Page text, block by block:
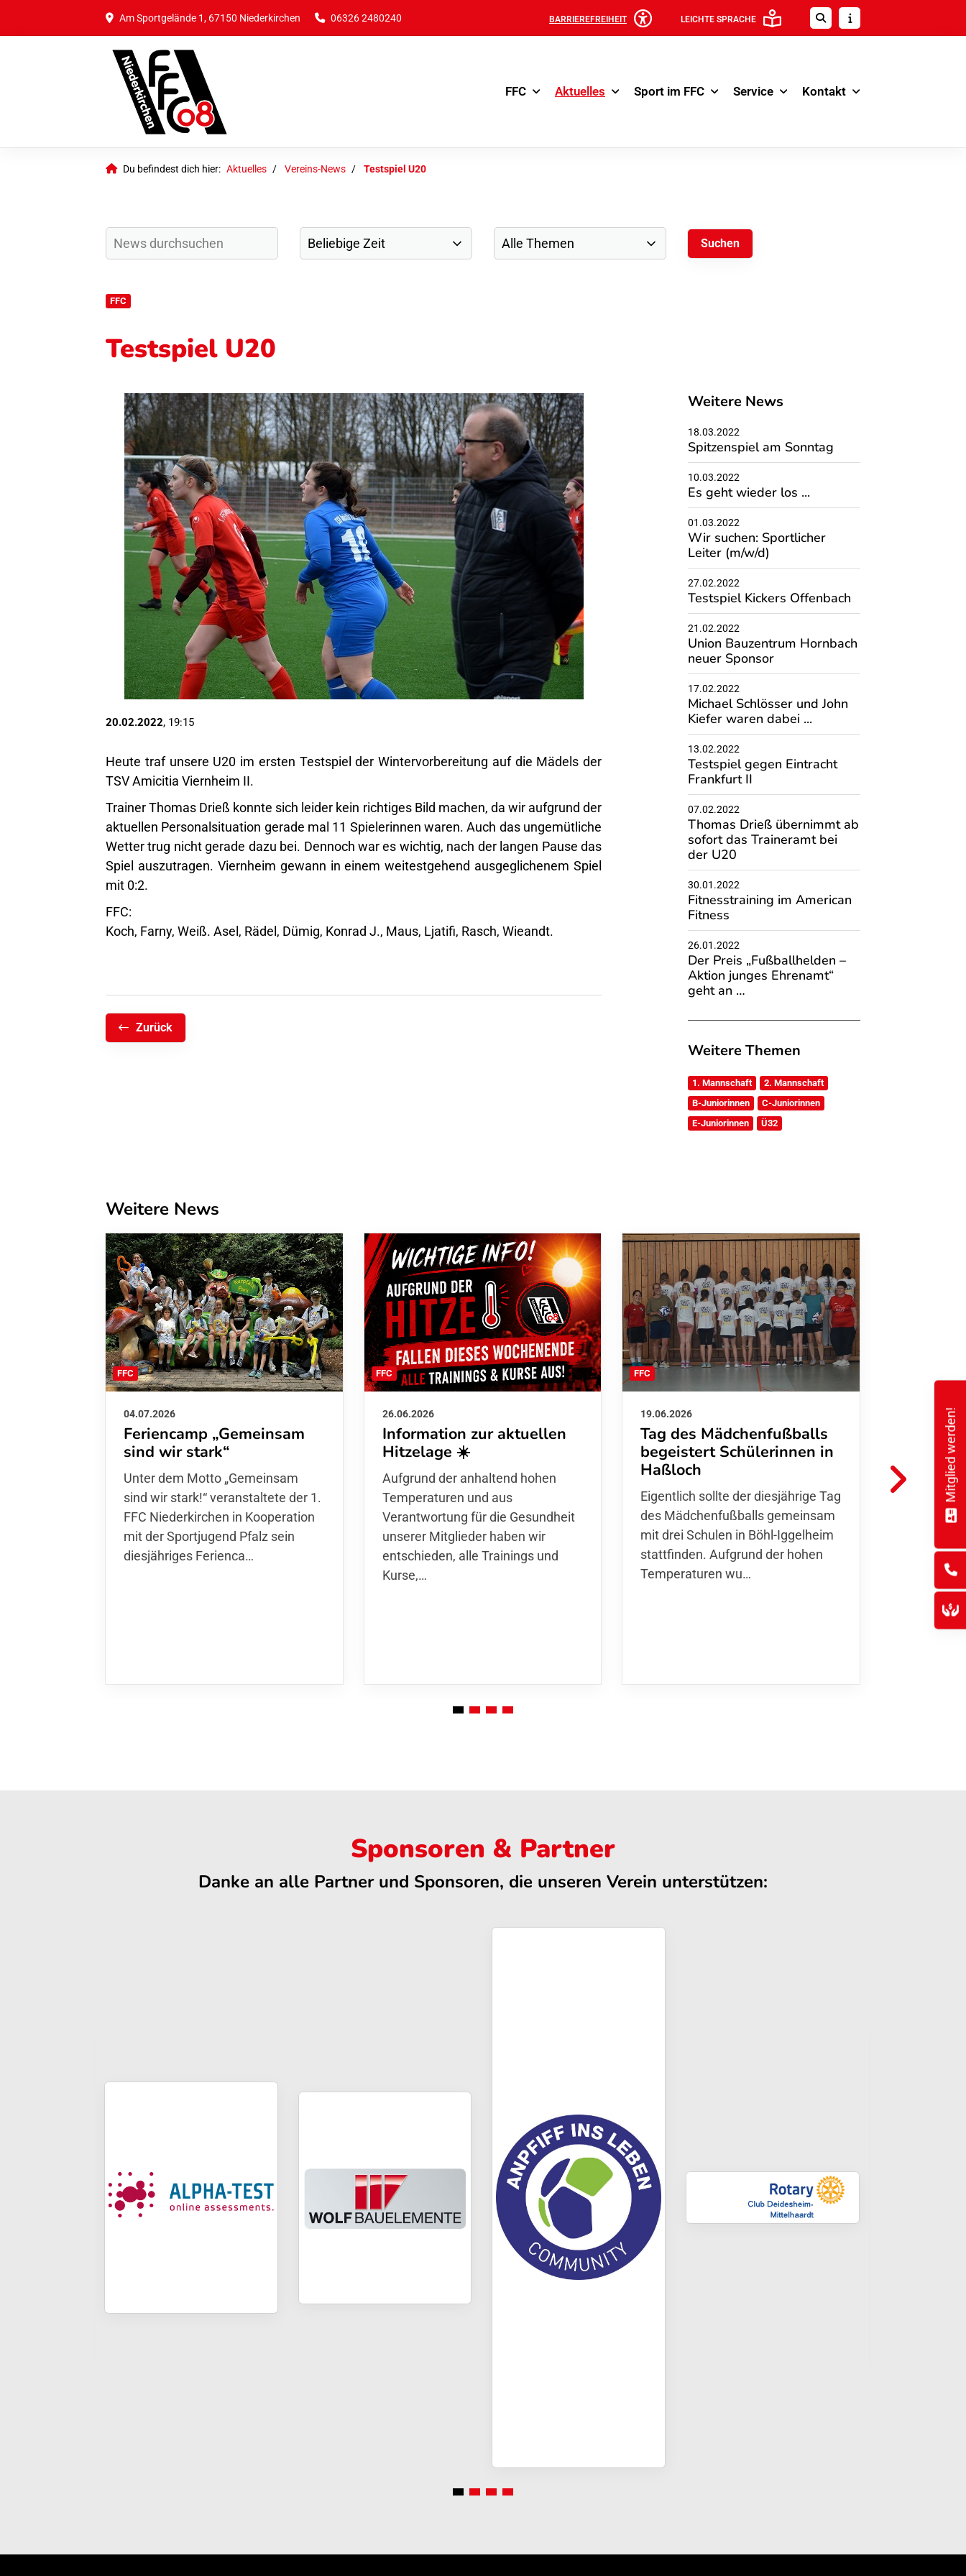
Am Sportgelände 1, 67150 Niederkirchen 06326 2480240 BARRIEREFREIHEIT LEICHTE SPRACHE
FFC Aktuelles Sport im FFC Service Kontakt
Du befindest dich hier: Aktuelles Vereins-News Testspiel U20
FFC
Testspiel U20
20.02.2022, 19:15
Heute traf unsere U20 im ersten Testspiel der Wintervorbereitung auf die Mädels der
TSV Amicitia Viernheim II.
Trainer Thomas Drieß konnte sich leider kein richtiges Bild machen, da wir aufgrund der
aktuellen Personalsituation gerade mal 11 Spielerinnen waren. Auch das ungemütliche
Wetter trug nicht gerade dazu bei. Dennoch war es wichtig, nach der langen Pause das
Spiel auszutragen. Viernheim gewann in einem weitestgehend ausgeglichenem Spiel
mit 0:2.
FFC:
Koch, Farny, Weiß. Asel, Rädel, Dümig, Konrad J., Maus, Ljatifi, Rasch, Wieandt.
Zurück
Weitere News
18.03.2022
Spitzenspiel am Sonntag
10.03.2022
Es geht wieder los ...
01.03.2022
Wir suchen: Sportlicher
Leiter (m/w/d)
27.02.2022
Testspiel Kickers Offenbach
21.02.2022
Union Bauzentrum Hornbach
neuer Sponsor
17.02.2022
Michael Schlösser und John
Kiefer waren dabei ...
13.02.2022
Testspiel gegen Eintracht
Frankfurt II
07.02.2022
Thomas Drieß übernimmt ab
sofort das Traineramt bei
der U20
30.01.2022
Fitnesstraining im American
Fitness
26.01.2022
Der Preis „Fußballhelden –
Aktion junges Ehrenamt“
geht an …
Weitere Themen
1. Mannschaft
2. Mannschaft
B-Juniorinnen
C-Juniorinnen
E-Juniorinnen
Ü32
Weitere News
FFC
04.07.2026
Feriencamp „Gemeinsam
sind wir stark“
Unter dem Motto „Gemeinsam sind
wir stark!“ veranstaltete der 1. FFC
Niederkirchen in Kooperation mit
der Sportjugend Pfalz sein
diesjähriges Ferienca…
FFC
26.06.2026
Information zur aktuellen
Hitzelage ☀️
Aufgrund der anhaltend hohen
Temperaturen und aus
Verantwortung für die Gesundheit
unserer Mitglieder haben wir
entschieden, alle Trainings und
Kurse,…
FFC
19.06.2026
Tag des Mädchenfußballs
begeistert Schülerinnen in
Haßloch
Eigentlich sollte der diesjährige Tag
des Mädchenfußballs gemeinsam
mit drei Schulen in Böhl-Iggelheim
stattfinden. Aufgrund der hohen
Temperaturen wu…
01.06.2026
Danke
FFC
Hoffmann
Thomas
den
Finnla…
Sponsoren & Partner
Danke an alle Partner und Sponsoren, die unseren Verein unterstützen:
Mitglied werden!